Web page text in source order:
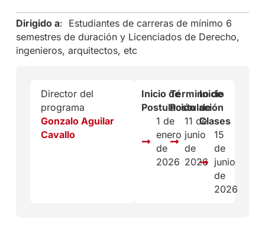
Dirigido a: Estudiantes de carreras de mínimo 6
semestres de duración y Licenciados de Derecho,
ingenieros, arquitectos, etc
Director del
programa
Gonzalo Aguilar
Cavallo
Inicio de
Postulación
1 de
enero
de
2026
Término de
Postulación
11 de
junio
de
2026
Inicio
de
Clases
15
de
junio
de
2026